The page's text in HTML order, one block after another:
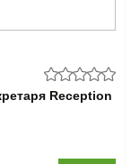
Reception